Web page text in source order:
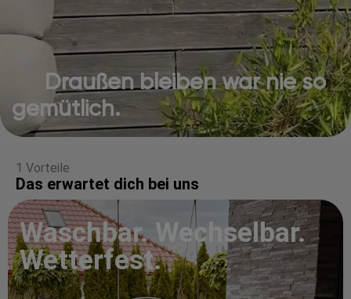
Draußen bleiben war nie so
gemütlich.
1 Vorteile
Das erwartet dich bei uns
Waschbar. Wechselbar.
Wetterfest.